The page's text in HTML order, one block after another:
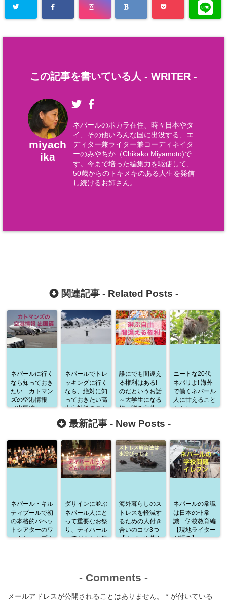
この記事を書いている人 - WRITER -
miyach
ika
ネパールのポカラ在住、時々日本やタ
イ、その他いろんな国に出没する、エ
ディター兼ライター兼コーディネイタ
ーのみやちか（Chikako Miyamoto)で
す。今まで培った編集力を駆使して、
50歳からのトキメキのある人生を発信
し続けるお姉さん。
関連記事 - Related Posts -
ネパールに行く
なら知っておき
たい カトマン
ズの空港情報
（出国編）
ネパールでトレ
ッキングに行く
なら、絶対に知
っておきたい高
山病対策のこと
誰にでも間違え
る権利はある!
のだというお話
～大学生になる
娘へ贈る言葉
ニートな20代
ネパリよ! 海外
で働くネパール
人に甘えること
なかれ
最新記事 - New Posts -
ネパール・キル
ティプールで初
の本格的パペッ
トシアターのワ
ークショップ！
ダサインに並ぶ
ネパール人にと
って重要なお祭
り、ティハール
ってどんなお祭
海外暮らしのス
トレスを軽減す
るための人付き
合いのコツ3つ
【ネパール暮ら
ネパールの常識
は日本の非常
識 学校教育編
【現地ライター
が語る】
- Comments -
メールアドレスが公開されることはありません。 * が付いている